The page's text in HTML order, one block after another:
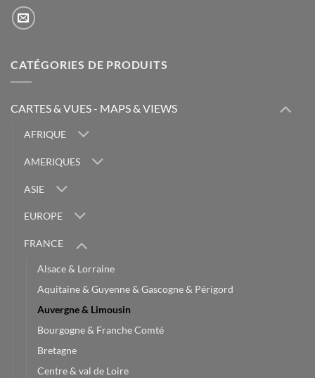
CATÉGORIES DE PRODUITS
CARTES & VUES - MAPS & VIEWS
AFRIQUE
AMERIQUES
ASIE
EUROPE
FRANCE
Alsace & Lorraine
Aquitaine & Guyenne & Gascogne & Périgord
Auvergne & Limousin
Bourgogne & Franche Comté
Bretagne
Centre & val de Loire